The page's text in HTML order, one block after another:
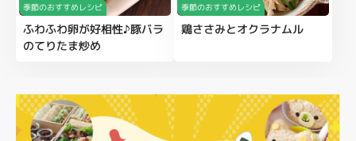
季節のおすすめレシピ
ふわふわ卵が好相性♪豚バラ
のてりたま炒め
季節のおすすめレシピ
鶏ささみとオクラナムル